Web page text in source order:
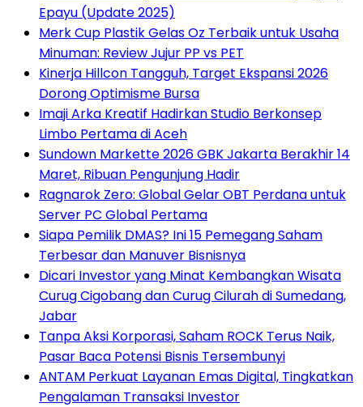
Epayu (Update 2025)
Merk Cup Plastik Gelas Oz Terbaik untuk Usaha
Minuman: Review Jujur PP vs PET
Kinerja Hillcon Tangguh, Target Ekspansi 2026
Dorong Optimisme Bursa
Imaji Arka Kreatif Hadirkan Studio Berkonsep
Limbo Pertama di Aceh
Sundown Markette 2026 GBK Jakarta Berakhir 14
Maret, Ribuan Pengunjung Hadir
Ragnarok Zero: Global Gelar OBT Perdana untuk
Server PC Global Pertama
Siapa Pemilik DMAS? Ini 15 Pemegang Saham
Terbesar dan Manuver Bisnisnya
Dicari Investor yang Minat Kembangkan Wisata
Curug Cigobang dan Curug Cilurah di Sumedang,
Jabar
Tanpa Aksi Korporasi, Saham ROCK Terus Naik,
Pasar Baca Potensi Bisnis Tersembunyi
ANTAM Perkuat Layanan Emas Digital, Tingkatkan
Pengalaman Transaksi Investor